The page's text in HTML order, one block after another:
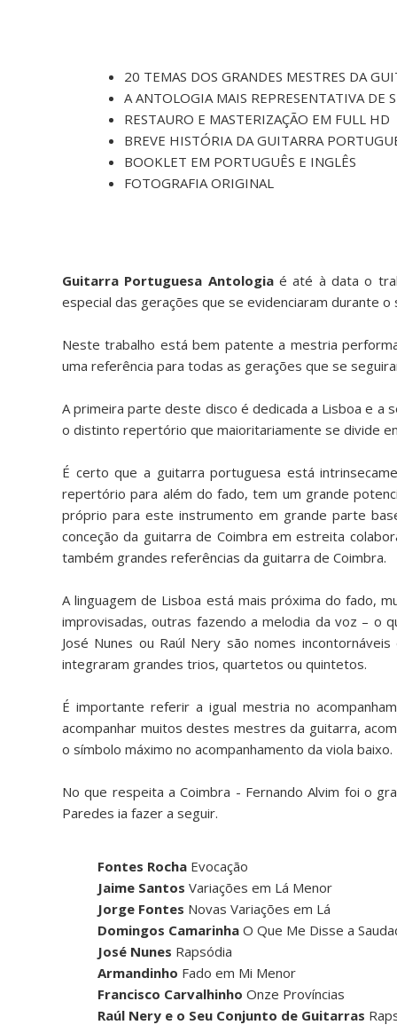
20 TEMAS DOS GRANDES MESTRES DA
A ANTOLOGIA MAIS REPRESENTATIVA DE
RESTAURO E MASTERIZAÇÃO EM FULL HD
BREVE HISTÓRIA DA GUITARRA
BOOKLET EM PORTUGUÊS E INGLÊS
FOTOGRAFIA ORIGINAL
Guitarra Portuguesa Antologiaé até à data o
especial das gerações que se evidenciaram durante o
Neste trabalho está bem patente a mestria
uma referência para todas as gerações que se
A primeira parte deste disco é dedicada a Lisboa e a
o distinto repertório que maioritariamente se divide
É certo que a guitarra portuguesa está
repertório para além do fado, tem um grande
próprio para este instrumento em grande parte
conceção da guitarra de Coimbra em estreita
também grandes referências da guitarra de Coimbra.
A linguagem de Lisboa está mais próxima do fado,
improvisadas, outras fazendo a melodia da voz – o
José Nunes ou Raúl Nery são nomes
integraram grandes trios, quartetos ou quintetos.
É importante referir a igual mestria no
acompanhar muitos destes mestres da guitarra,
o símbolo máximo no acompanhamento da viola baixo.
No que respeita a Coimbra - Fernando Alvim foi o
Paredes ia fazer a seguir.
Fontes Rocha Evocação
Jaime Santos Variações em Lá Menor
Jorge Fontes Novas Variações em Lá
Domingos Camarinha O Que Me Disse a
José Nunes Rapsódia
Armandinho Fado em Mi Menor
Francisco Carvalhinho Onze Províncias
Raúl Nery e o Seu Conjunto de Guitarras